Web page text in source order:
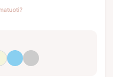
mėlynaŠviesiai mėlyna
Šviesiai pilka